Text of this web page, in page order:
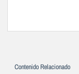
Contenido Relacionado